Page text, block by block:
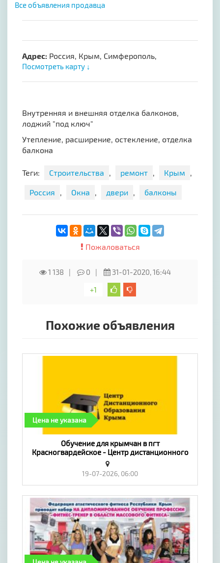
Все объявления продавца
Адрес: Россия, Крым, Симферополь,
Посмотреть карту ↓
Внутренняя и внешняя отделка балконов,
лоджий "под ключ"
Утепление, расширение, остекление, отделка
балкона
Теги: Строительства , ремонт , Крым ,
Россия , Окна , двери , балконы
Пожаловаться
1 138 0
31-01-2020, 16:44
+1
Похожие объявления
Цена не указана
​Обучение для крымчан в пгт
Красногвардейское - Центр дистанционного
образования Крыма. - «Предложение услуг,
Обучение»
19-07-2026, 06:00